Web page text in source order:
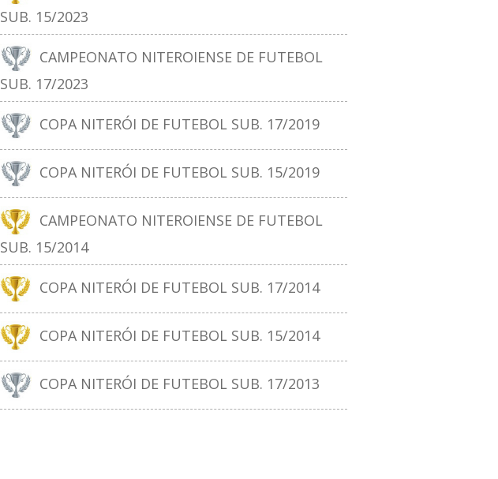
SUB. 15/2023
CAMPEONATO NITEROIENSE DE FUTEBOL
SUB. 17/2023
COPA NITERÓI DE FUTEBOL SUB. 17/2019
COPA NITERÓI DE FUTEBOL SUB. 15/2019
CAMPEONATO NITEROIENSE DE FUTEBOL
SUB. 15/2014
COPA NITERÓI DE FUTEBOL SUB. 17/2014
COPA NITERÓI DE FUTEBOL SUB. 15/2014
COPA NITERÓI DE FUTEBOL SUB. 17/2013